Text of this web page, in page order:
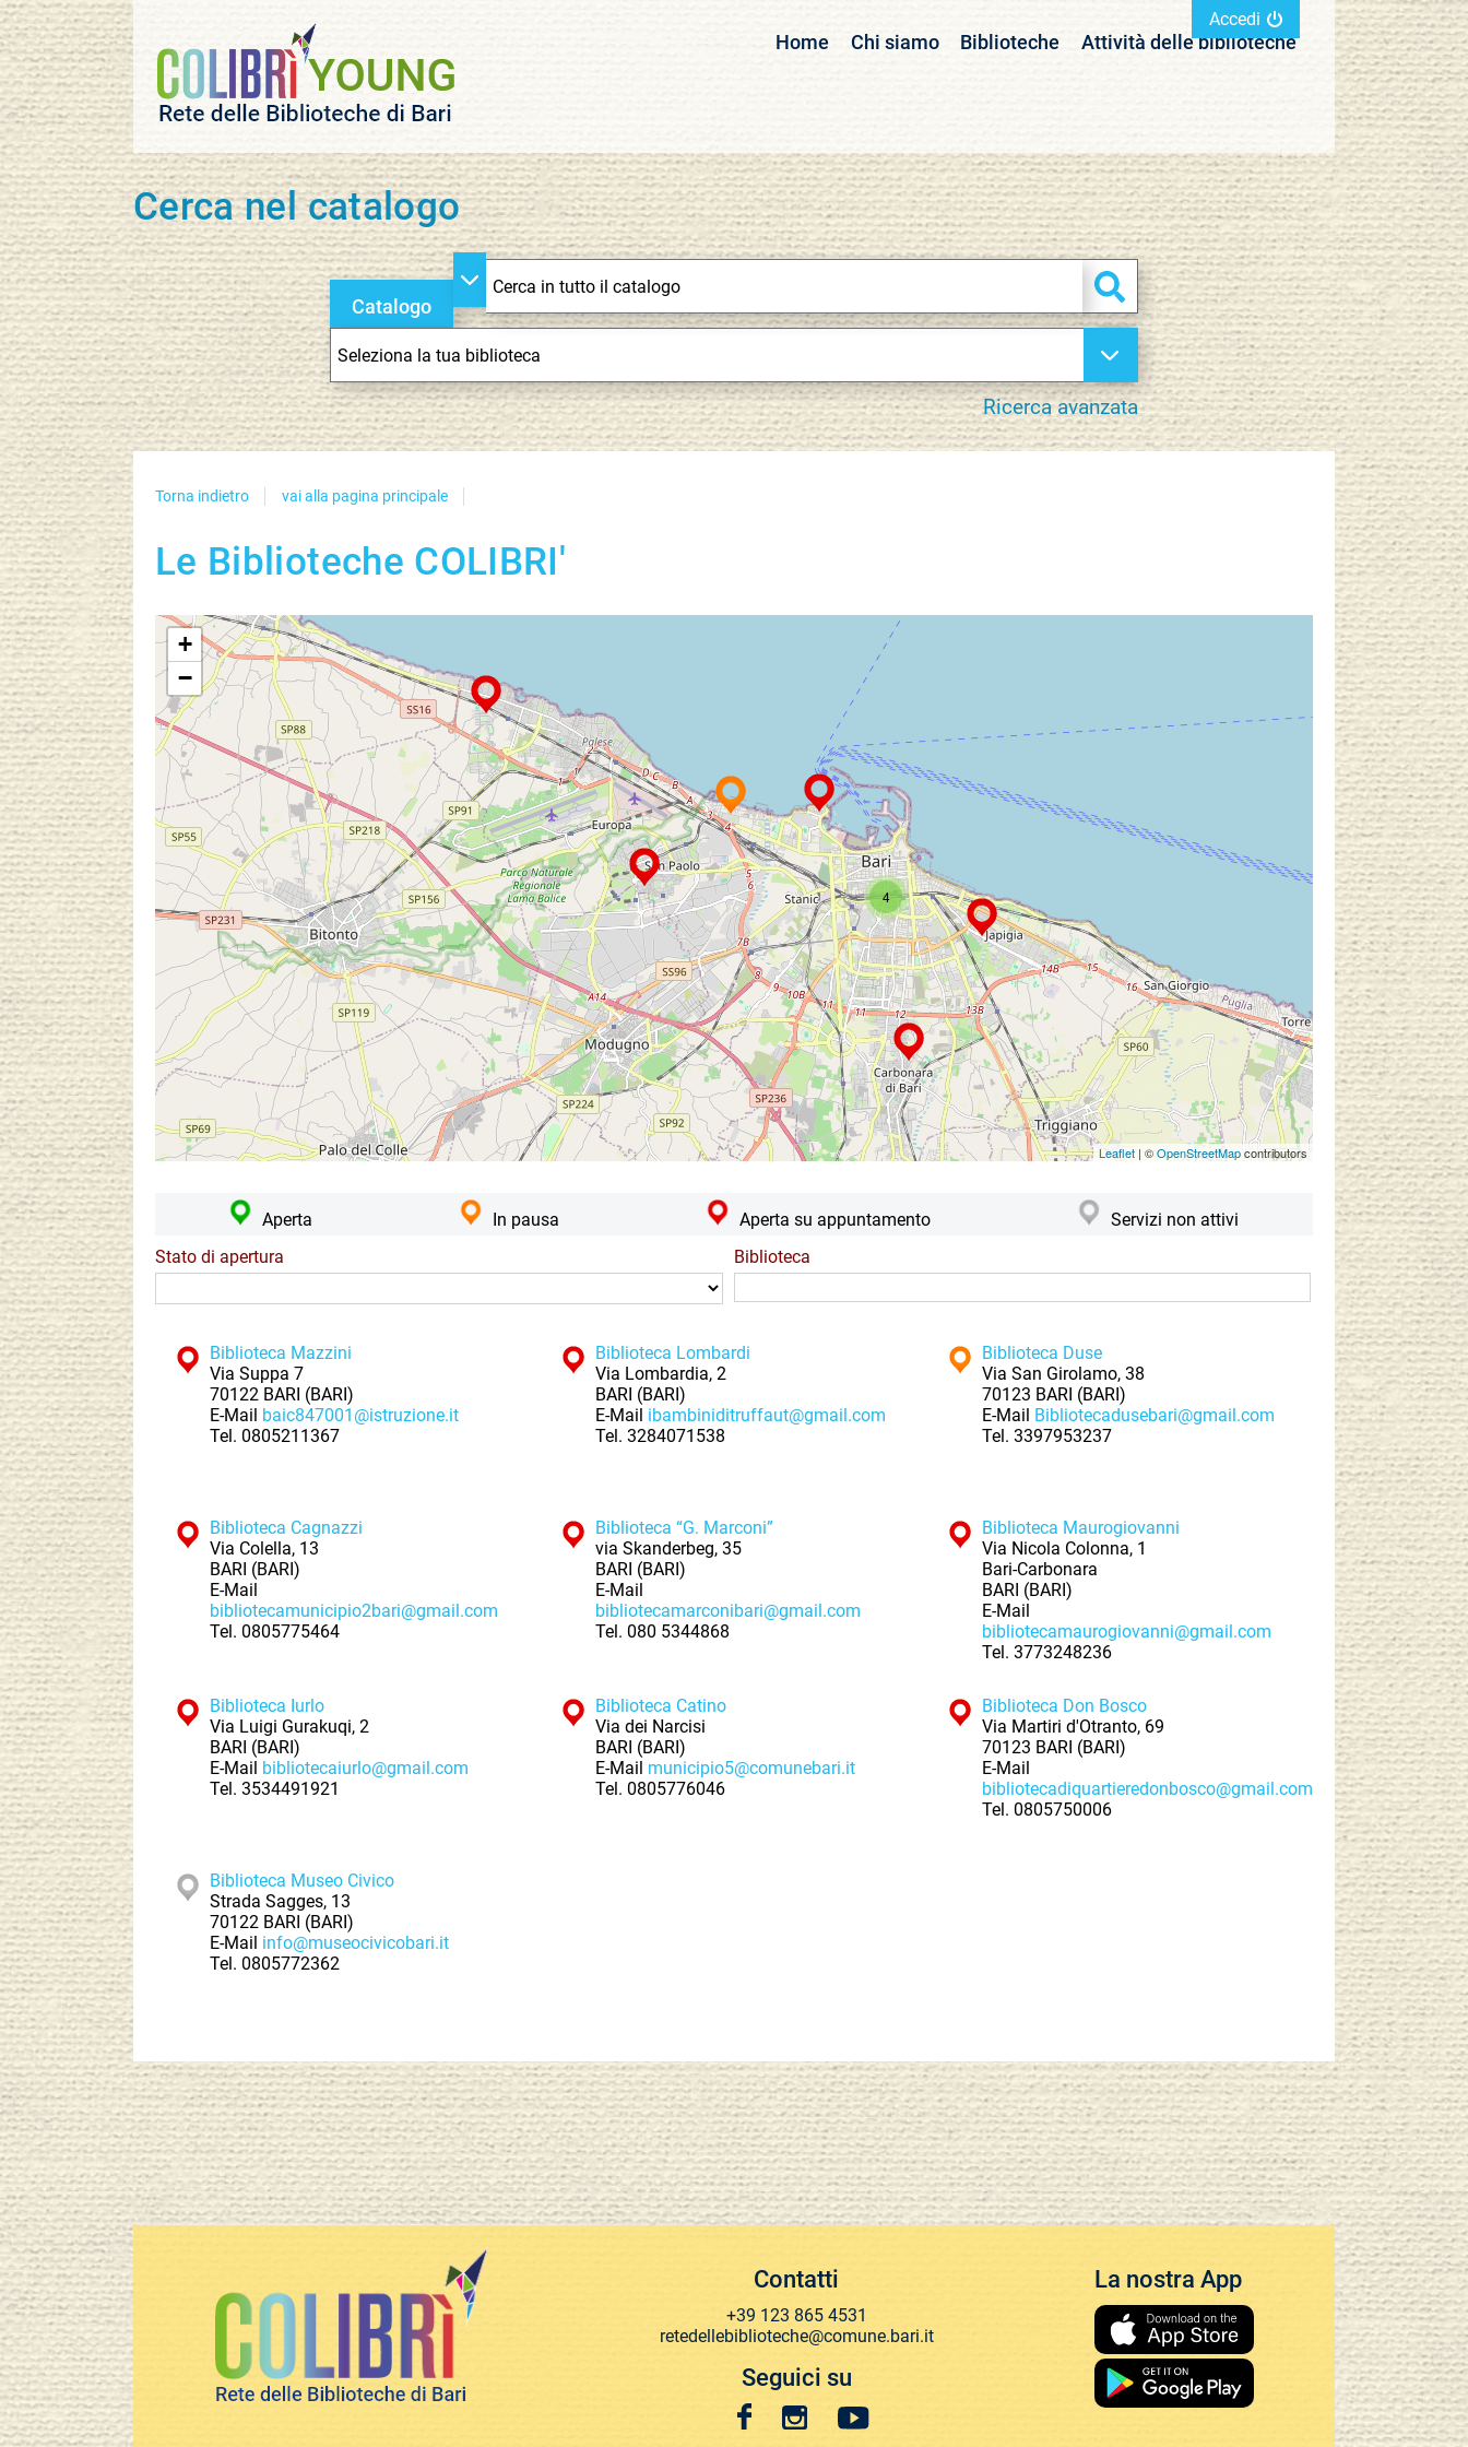
Accedi
Home Chi siamo Biblioteche Attività delle biblioteche
Cerca nel catalogo
Catalogo
cambia
Cerca
Ricerca avanzata
Seleziona
la
tua
biblioteca
Torna indietro vai alla pagina principale
Le Biblioteche COLIBRI'
4
+
−
Leaflet | ©OpenStreetMapcontributors
Aperta In pausa Aperta su appuntamento
Servizi non attivi
Stato di apertura
Biblioteca
Biblioteca Mazzini
Via Suppa 7
70122 BARI (BARI)
E-Mail baic847001@istruzione.it
Tel. 0805211367
Biblioteca Lombardi
Via Lombardia, 2
BARI (BARI)
E-Mail ibambiniditruffaut@gmail.com
Tel. 3284071538
Biblioteca Duse
Via San Girolamo, 38
70123 BARI (BARI)
E-Mail Bibliotecadusebari@gmail.com
Tel. 3397953237
Biblioteca Cagnazzi
Via Colella, 13
BARI (BARI)
E-Mail
bibliotecamunicipio2bari@gmail.com
Tel. 0805775464
Biblioteca “G. Marconi”
via Skanderbeg, 35
BARI (BARI)
E-Mail
bibliotecamarconibari@gmail.com
Tel. 080 5344868
Biblioteca Maurogiovanni
Via Nicola Colonna, 1
Bari-Carbonara
BARI (BARI)
E-Mail
bibliotecamaurogiovanni@gmail.com
Tel. 3773248236
Biblioteca Iurlo
Via Luigi Gurakuqi, 2
BARI (BARI)
E-Mail bibliotecaiurlo@gmail.com
Tel. 3534491921
Biblioteca Catino
Via dei Narcisi
BARI (BARI)
E-Mail municipio5@comunebari.it
Tel. 0805776046
Biblioteca Don Bosco
Via Martiri d'Otranto, 69
70123 BARI (BARI)
E-Mail
bibliotecadiquartieredonbosco@gmail.com
Tel. 0805750006
Biblioteca Museo Civico
Strada Sagges, 13
70122 BARI (BARI)
E-Mail info@museocivicobari.it
Tel. 0805772362
Contatti
+39 123 865 4531
retedellebiblioteche@comune.bari.it
Seguici su
La nostra App